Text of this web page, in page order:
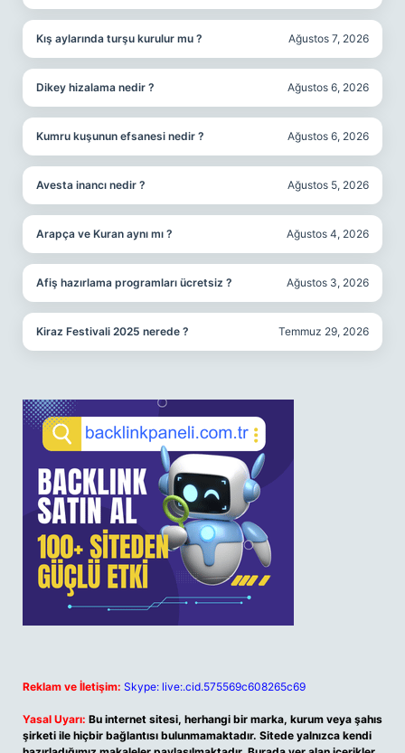
Kış aylarında turşu kurulur mu ? Ağustos 7, 2026
Dikey hizalama nedir ? Ağustos 6, 2026
Kumru kuşunun efsanesi nedir ? Ağustos 6, 2026
Avesta inancı nedir ? Ağustos 5, 2026
Arapça ve Kuran aynı mı ? Ağustos 4, 2026
Afiş hazırlama programları ücretsiz ? Ağustos 3, 2026
Kiraz Festivali 2025 nerede ? Temmuz 29, 2026
Reklam ve İletişim: Skype: live:.cid.575569c608265c69
Yasal Uyarı: Bu internet sitesi, herhangi bir marka, kurum veya şahıs
şirketi ile hiçbir bağlantısı bulunmamaktadır. Sitede yalnızca kendi